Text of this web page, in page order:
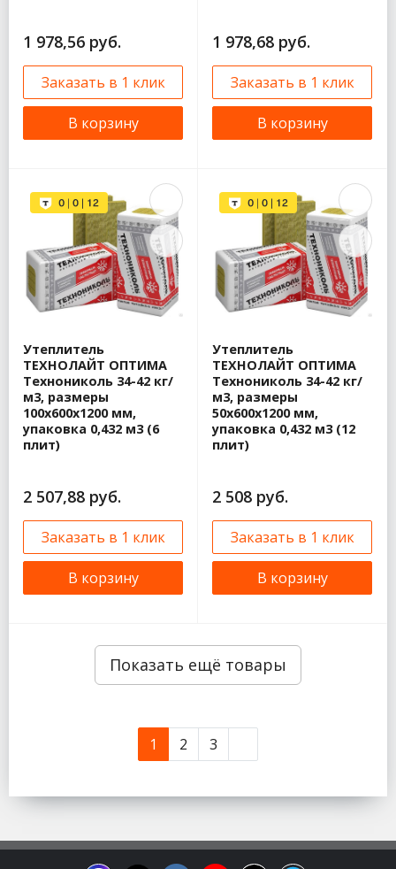
1 978,56 руб.
Заказать в 1 клик
В корзину
1 978,68 руб.
Заказать в 1 клик
В корзину
Утеплитель
ТЕХНОЛАЙТ ОПТИМА
Технониколь 34-42 кг/
м3, размеры
100х600х1200 мм,
упаковка 0,432 м3 (6
плит)
2 507,88 руб.
Заказать в 1 клик
В корзину
Утеплитель
ТЕХНОЛАЙТ ОПТИМА
Технониколь 34-42 кг/
м3, размеры
50х600х1200 мм,
упаковка 0,432 м3 (12
плит)
2 508 руб.
Заказать в 1 клик
В корзину
Показать ещё товары
1 2 3